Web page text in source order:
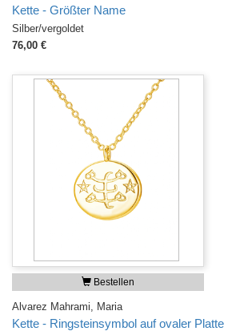
Kette - Größter Name
Silber/vergoldet
76,00 €
Bestellen
Alvarez Mahrami, Maria
Kette - Ringsteinsymbol auf ovaler Platte